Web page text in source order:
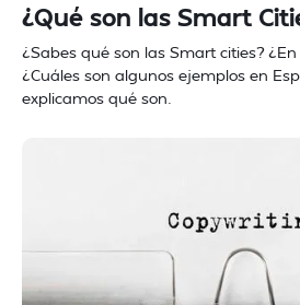
¿Qué son las Smart
¿Sabes qué son las Smart cities?
¿Cuáles son algunos ejemplos en
explicamos qué son.